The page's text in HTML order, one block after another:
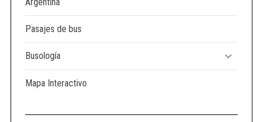
Pasajes de bus
Busología
Mapa Interactivo